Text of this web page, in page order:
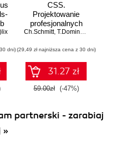
dni)
CSS.
Projektowanie
profesjonalnych
stron WWW
Ch.Schmitt, T.Dominey
(29,49 zł najniższa cena z 30 dni)
31.27 zł
59.00zł (-47%)
partnerski - zarabiaj
»